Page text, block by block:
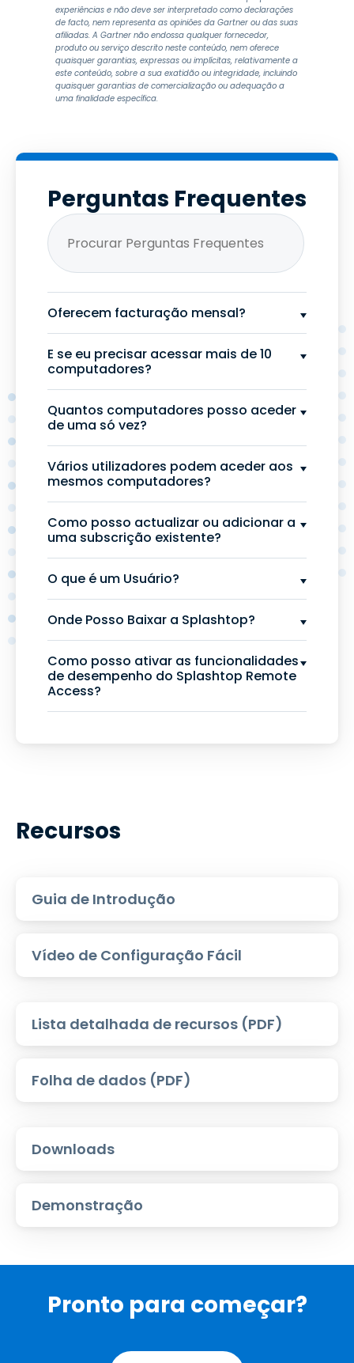
experiências e não deve ser interpretado como declarações
de facto, nem representa as opiniões da Gartner ou das suas
afiliadas. A Gartner não endossa qualquer fornecedor,
produto ou serviço descrito neste conteúdo, nem oferece
quaisquer garantias, expressas ou implícitas, relativamente a
este conteúdo, sobre a sua exatidão ou integridade, incluindo
quaisquer garantias de comercialização ou adequação a
uma finalidade específica.
Perguntas Frequentes
Oferecem facturação mensal?
E se eu precisar acessar mais de 10
computadores?
Quantos computadores posso aceder
de uma só vez?
Vários utilizadores podem aceder aos
mesmos computadores?
Como posso actualizar ou adicionar a
uma subscrição existente?
O que é um Usuário?
Onde Posso Baixar a Splashtop?
Como posso ativar as funcionalidades
de desempenho do Splashtop Remote
Access?
Recursos
Guia de Introdução
Vídeo de Configuração Fácil
Lista detalhada de recursos (PDF)
Folha de dados (PDF)
Downloads
Demonstração
Pronto para começar?